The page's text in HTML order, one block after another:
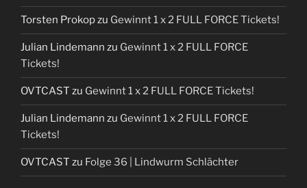
Torsten Prokopzu Gewinnt 1 x 2 FULL FORCE Tickets!
Julian Lindemann zu Gewinnt 1 x 2 FULL FORCE
Tickets!
OVTCAST zu Gewinnt 1 x 2 FULL FORCE Tickets!
Julian Lindemann zu Gewinnt 1 x 2 FULL FORCE
Tickets!
OVTCAST zu Folge 36 | Lindwurm Schlächter